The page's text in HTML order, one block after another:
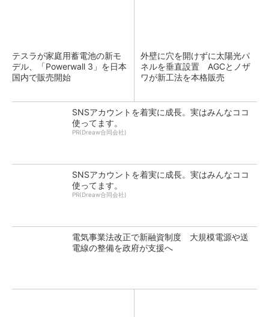
テスラが家庭用蓄電池の新モ
デル、「Powerwall 3」を日本
国内で販売開始
外壁に穴を開けずに太陽光パ
ネルを垂直設置 AGCとノザ
ワが新工法を本格販売
SNSアカウントを着実に成長。実はみんなココ
使ってます。
PR(Dreaw合同会社)
SNSアカウントを着実に成長。実はみんなココ
使ってます。
PR(Dreaw合同会社)
電気事業法改正で新融資制度 大規模電源や送
電線の整備を政府が支援へ